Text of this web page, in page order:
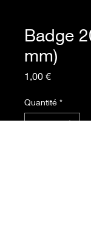
Badge
mm)
1,00 €Prix
Quantité *